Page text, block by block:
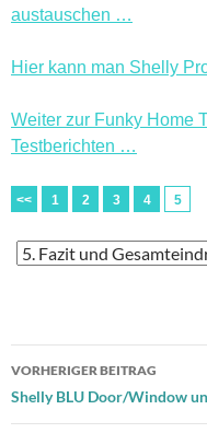
austauschen …
Hier kann man Shelly
Weiter zur Funky Home
Testberichten …
<< 1 2 3 4 5
VORHERIGER BEITRAG
Shelly BLU Door/Window